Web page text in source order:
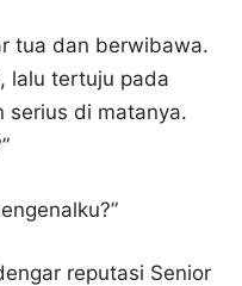
tua dan berwibawa.
lalu tertuju pada
serius di matanya.
reputasi Senior